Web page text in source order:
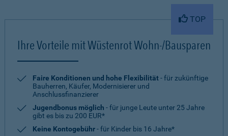
TOP
Ihre Vorteile mit Wüstenrot Wohn-/Bausparen
Faire Konditionen und hohe Flexibilität- für zukünftige
Bauherren, Käufer, Modernisierer und
Anschlussfinanzierer
Jugendbonus möglich - für junge Leute unter 25 Jahre
gibt es bis zu 200 EUR*
Keine Kontogebühr- für Kinder bis 16 Jahre*